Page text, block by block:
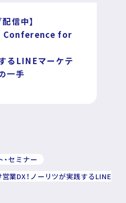
信中】
for
るLINEマーケテ
一手
・セミナー
業DX！ノーリツが実践するLINE